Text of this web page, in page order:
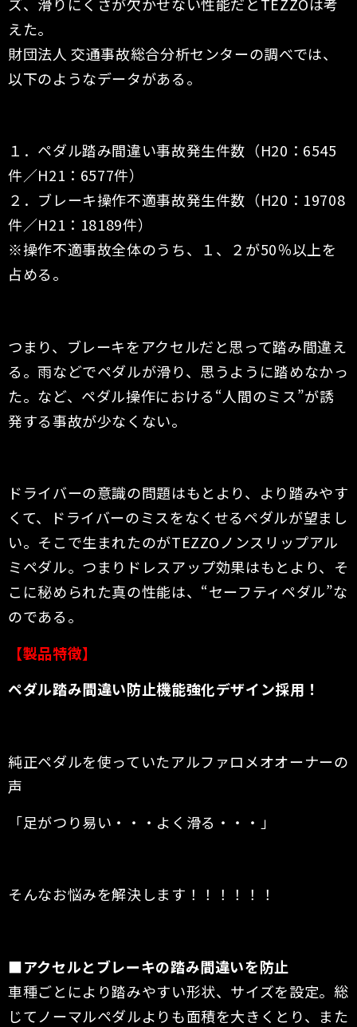
えた。
財団法人 交通事故総合分析センターの調べでは、
以下のようなデータがある。
１．ペダル踏み間違い事故発生件数（H20：6545
件／H21：6577件）
２．ブレーキ操作不適事故発生件数（H20：19708
件／H21：18189件）
※操作不適事故全体のうち、１、２が50％以上を
占める。
つまり、ブレーキをアクセルだと思って踏み間違え
る。雨などでペダルが滑り、思うように踏めなかっ
た。など、ペダル操作における“人間のミス”が誘
発する事故が少なくない。
ドライバーの意識の問題はもとより、より踏みやす
くて、ドライバーのミスをなくせるペダルが望まし
い。そこで生まれたのがTEZZOノンスリップアル
ミペダル。つまりドレスアップ効果はもとより、そ
こに秘められた真の性能は、“セーフティペダル”な
のである。
【製品特徴】
ペダル踏み間違い防止機能強化デザイン採用！
純正ペダルを使っていたアルファロメオオーナーの
声
「足がつり易い・・・よく滑る・・・」
そんなお悩みを解決します！！！！！！
■アクセルとブレーキの踏み間違いを防止
車種ごとにより踏みやすい形状、サイズを設定。総
じてノーマルペダルよりも面積を大きくとり、また